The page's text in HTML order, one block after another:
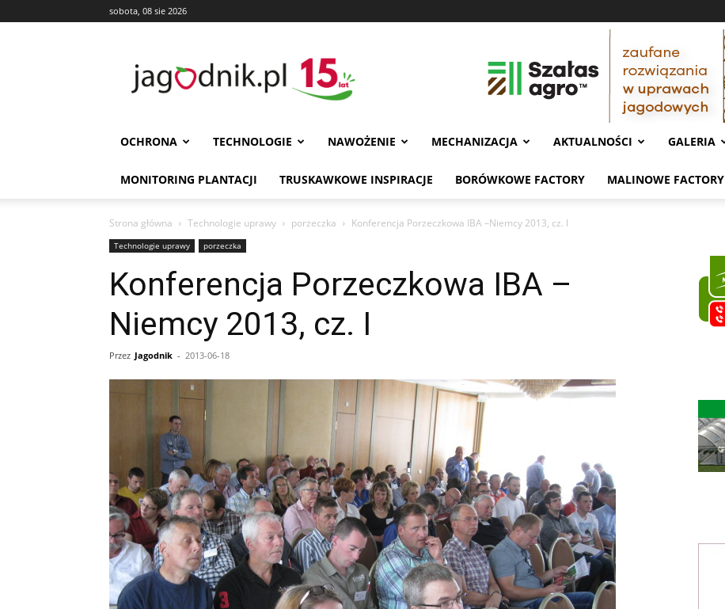
sobota, 08 sie 2026
OCHRONA TECHNOLOGIE NAWOŻENIE MECHANIZACJA AKTUALNOŚCI GALERIA
MONITORING PLANTACJI TRUSKAWKOWE INSPIRACJE BORÓWKOWE FACTORY MALINOWE FACTORY
Strona główna Technologie uprawy porzeczka Konferencja Porzeczkowa IBA –Niemcy 2013, cz. I
Technologie uprawy porzeczka
Konferencja Porzeczkowa IBA –
Niemcy 2013, cz. I
Przez Jagodnik - 2013-06-18